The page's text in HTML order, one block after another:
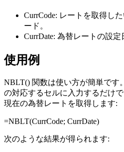
CurrCode: レートを取得し
ード。
CurrDate: 為替レートの設定
使用例
NBLT() 関数は使い方が簡単です
の対応するセルに入力するだけ
現在の為替レートを取得します:
=NBLT(CurrCode; CurrDate)
次のような結果が得られます: